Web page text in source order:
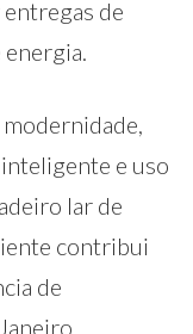
de
e uso
lar de
contribui
de